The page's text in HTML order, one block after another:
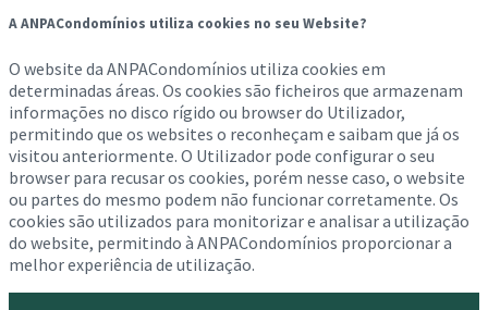
A ANPACondomínios utiliza cookies no seu Website?
O website da ANPACondomínios utiliza cookies em
determinadas áreas. Os cookies são ficheiros que armazenam
informações no disco rígido ou browser do Utilizador,
permitindo que os websites o reconheçam e saibam que já os
visitou anteriormente. O Utilizador pode configurar o seu
browser para recusar os cookies, porém nesse caso, o website
ou partes do mesmo podem não funcionar corretamente. Os
cookies são utilizados para monitorizar e analisar a utilização
do website, permitindo à ANPACondomínios proporcionar a
melhor experiência de utilização.